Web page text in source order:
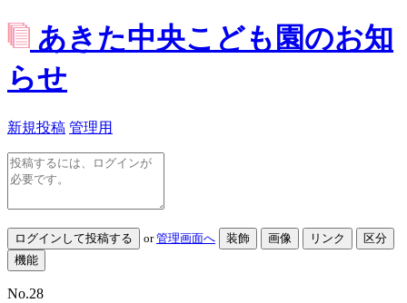
あきた中央こども園のお知
らせ
新規投稿 管理用
or管理画面へ
No.28